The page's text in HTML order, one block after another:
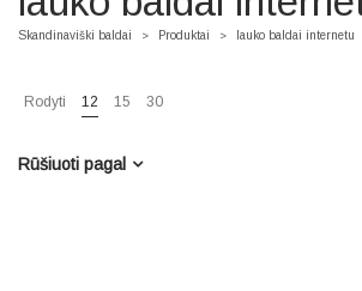
Skandinaviški baldai > Produktai > lauko baldai internetu
Rodyti 12 15 30
Rūšiuoti pagal